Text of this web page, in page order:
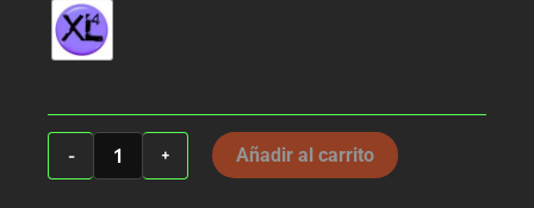
-
Camiseta
+ Añadir al carrito